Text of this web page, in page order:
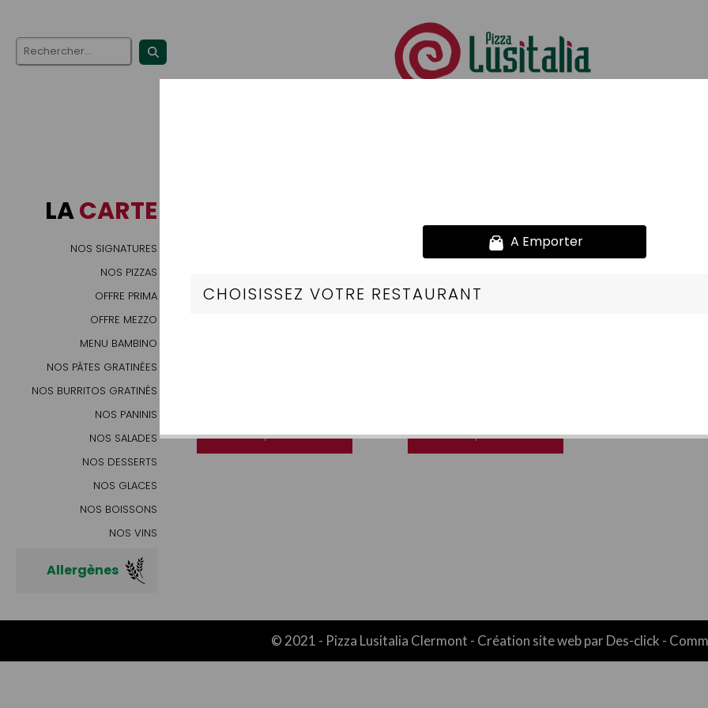
LACARTE
NOS SIGNATURES
NOS PIZZAS
OFFRE PRIMA
OFFRE MEZZO
MENU BAMBINO
NOS PÂTES GRATINÉES
NOS BURRITOS GRATINÉS
NOS PANINIS
NOS SALADES
NOS DESSERTS
NOS GLACES
NOS BOISSONS
NOS VINS
Allergènes
16.00€ | AJOUTER 30.00€ | AJOUTER
© 2021 - Pizza Lusitalia Clermont - Création site web parDes-click -